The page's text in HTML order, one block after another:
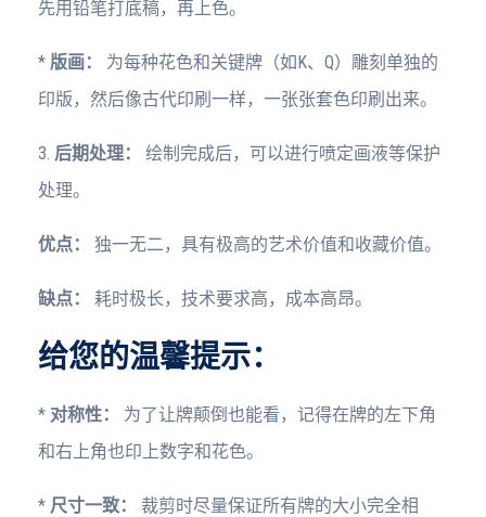
先用铅笔打底稿，再上色。
* 版画：
为每种花色和关键牌（如K、Q）雕刻单独的
印版，然后像古代印刷一样，一张张套色印刷出来。
3. 后期处理：
绘制完成后，可以进行喷定画液等保护
处理。
优点： 独一无二，具有极高的艺术价值和收藏价值。
缺点： 耗时极长，技术要求高，成本高昂。
给您的温馨提示：
* 对称性：
为了让牌颠倒也能看，记得在牌的左下角
和右上角也印上数字和花色。
* 尺寸一致：
裁剪时尽量保证所有牌的大小完全相